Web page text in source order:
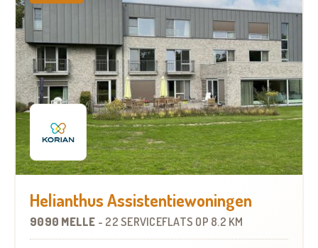
Helianthus Assistentiewoningen
9090 MELLE - 22 SERVICEFLATS OP 8.2 KM